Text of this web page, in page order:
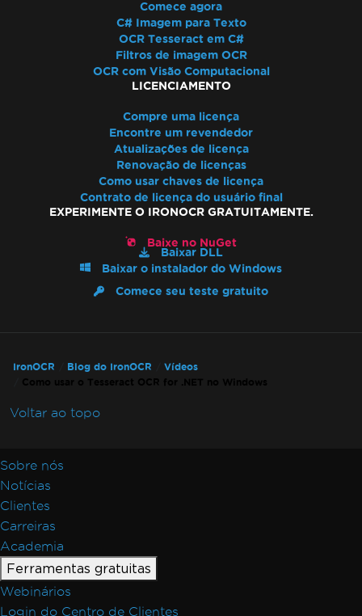
Comece agora
C# Imagem para Texto
OCR Tesseract em C#
Filtros de imagem OCR
OCR com Visão Computacional
LICENCIAMENTO
Compre uma licença
Encontre um revendedor
Atualizações de licença
Renovação de licenças
Como usar chaves de licença
Contrato de licença do usuário final
EXPERIMENTE O IRONOCR GRATUITAMENTE.
Baixe no NuGet
Baixar DLL
Baixar o instalador do Windows
Comece seu teste gratuito
IronOCR Blog do IronOCR
Vídeos
Como usar o Tesseract OCR for .NET no Windows
Voltar ao topo
Sobre nós
Notícias
Clientes
Carreiras
Academia
Ferramentas gratuitas
Webinários
Login do Centro de Clientes